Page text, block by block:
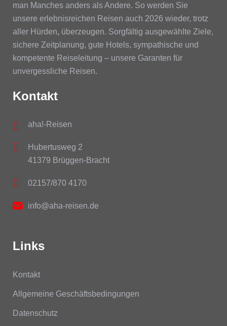
man Manches anders als Andere. So werden Sie
unsere erlebnisreichen Reisen auch 2026 wieder, trotz
aller Hürden, überzeugen. Sorgfältig ausgewählte Ziele,
sichere Zeitplanung, gute Hotels, sympathische und
kompetente Reiseleitung – unsere Garanten für
unvergessliche Reisen.
Kontakt
aha!-Reisen
Hubertusweg 2
41379 Brüggen-Bracht
02157/870 4170
info@aha-reisen.de
Links
Kontakt
Allgemeine Geschäftsbedingungen
Datenschutz